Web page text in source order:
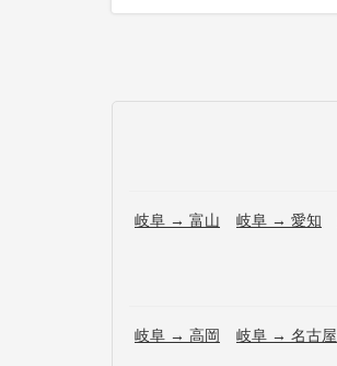
岐阜 → 富山 岐阜 → 愛知
岐阜 → 高岡 岐阜 → 名古屋